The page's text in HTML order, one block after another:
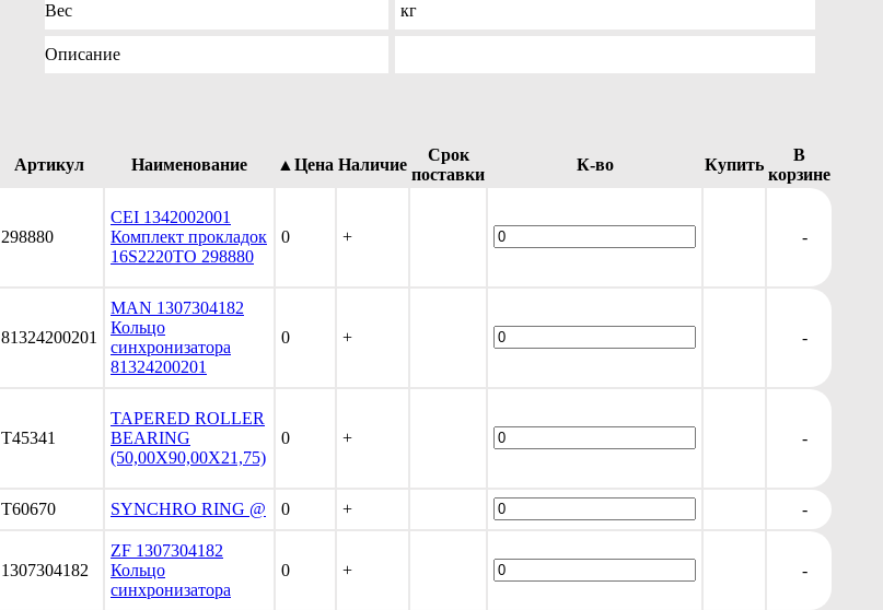
Вес кг
Описание
Артикул Наименование ▲Цена Наличие
Срок
поставки
К-во Купить
В
корзине
298880
CEI 1342002001
Комплект прокладок
16S2220TO 298880
0 + -
81324200201
MAN 1307304182
Кольцо
синхронизатора
81324200201
0 + -
T45341
TAPERED ROLLER
BEARING
(50,00X90,00X21,75)
0 + -
T60670 SYNCHRO RING @ 0 + -
1307304182
ZF 1307304182
Кольцо
синхронизатора
0 + -